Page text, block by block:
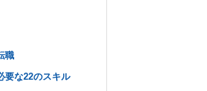
職
要な22のスキル